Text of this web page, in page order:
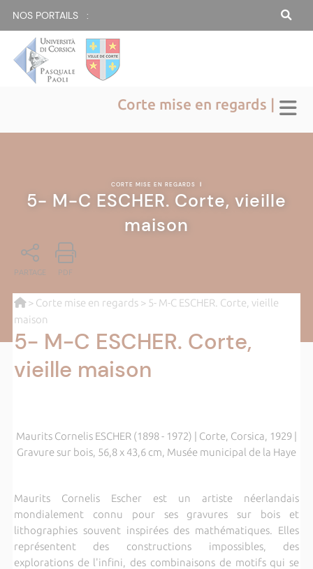
NOS PORTAILS :
Corte mise en regards |
CORTE MISE EN REGARDS |
5- M-C ESCHER. Corte, vieille
maison
PARTAGE PDF
> Corte mise en regards> 5- M-C ESCHER. Corte, vieille
maison
5- M-C ESCHER. Corte,
vieille maison
Maurits Cornelis ESCHER (1898 - 1972) | Corte, Corsica, 1929 |
Gravure sur bois, 56,8 x 43,6 cm, Musée municipal de la Haye
Maurits Cornelis Escher est un artiste néerlandais
mondialement connu pour ses gravures sur bois et
lithographies souvent inspirées des mathématiques. Elles
représentent des constructions impossibles, des
explorations de l'infini, des combinaisons de motifs qui se